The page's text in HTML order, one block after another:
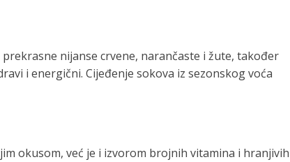
nijanse crvene, narančaste i žute, također
i energični. Cijeđenje sokova iz sezonskog voća
okusom, već je i izvorom brojnih vitamina i hranjivih